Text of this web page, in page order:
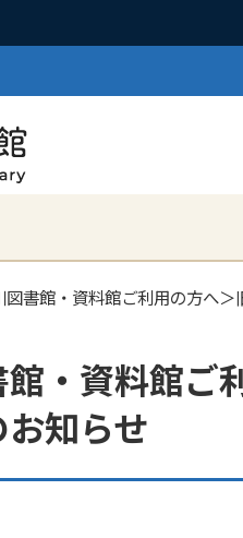
図書館・資料館ご利用の方へ
・資料館ご
知らせ